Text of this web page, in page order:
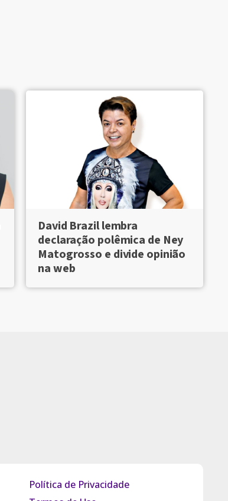
David Brazil lembra
declaração polêmica de Ney
Matogrosso e divide opinião
na web
Política de Privacidade